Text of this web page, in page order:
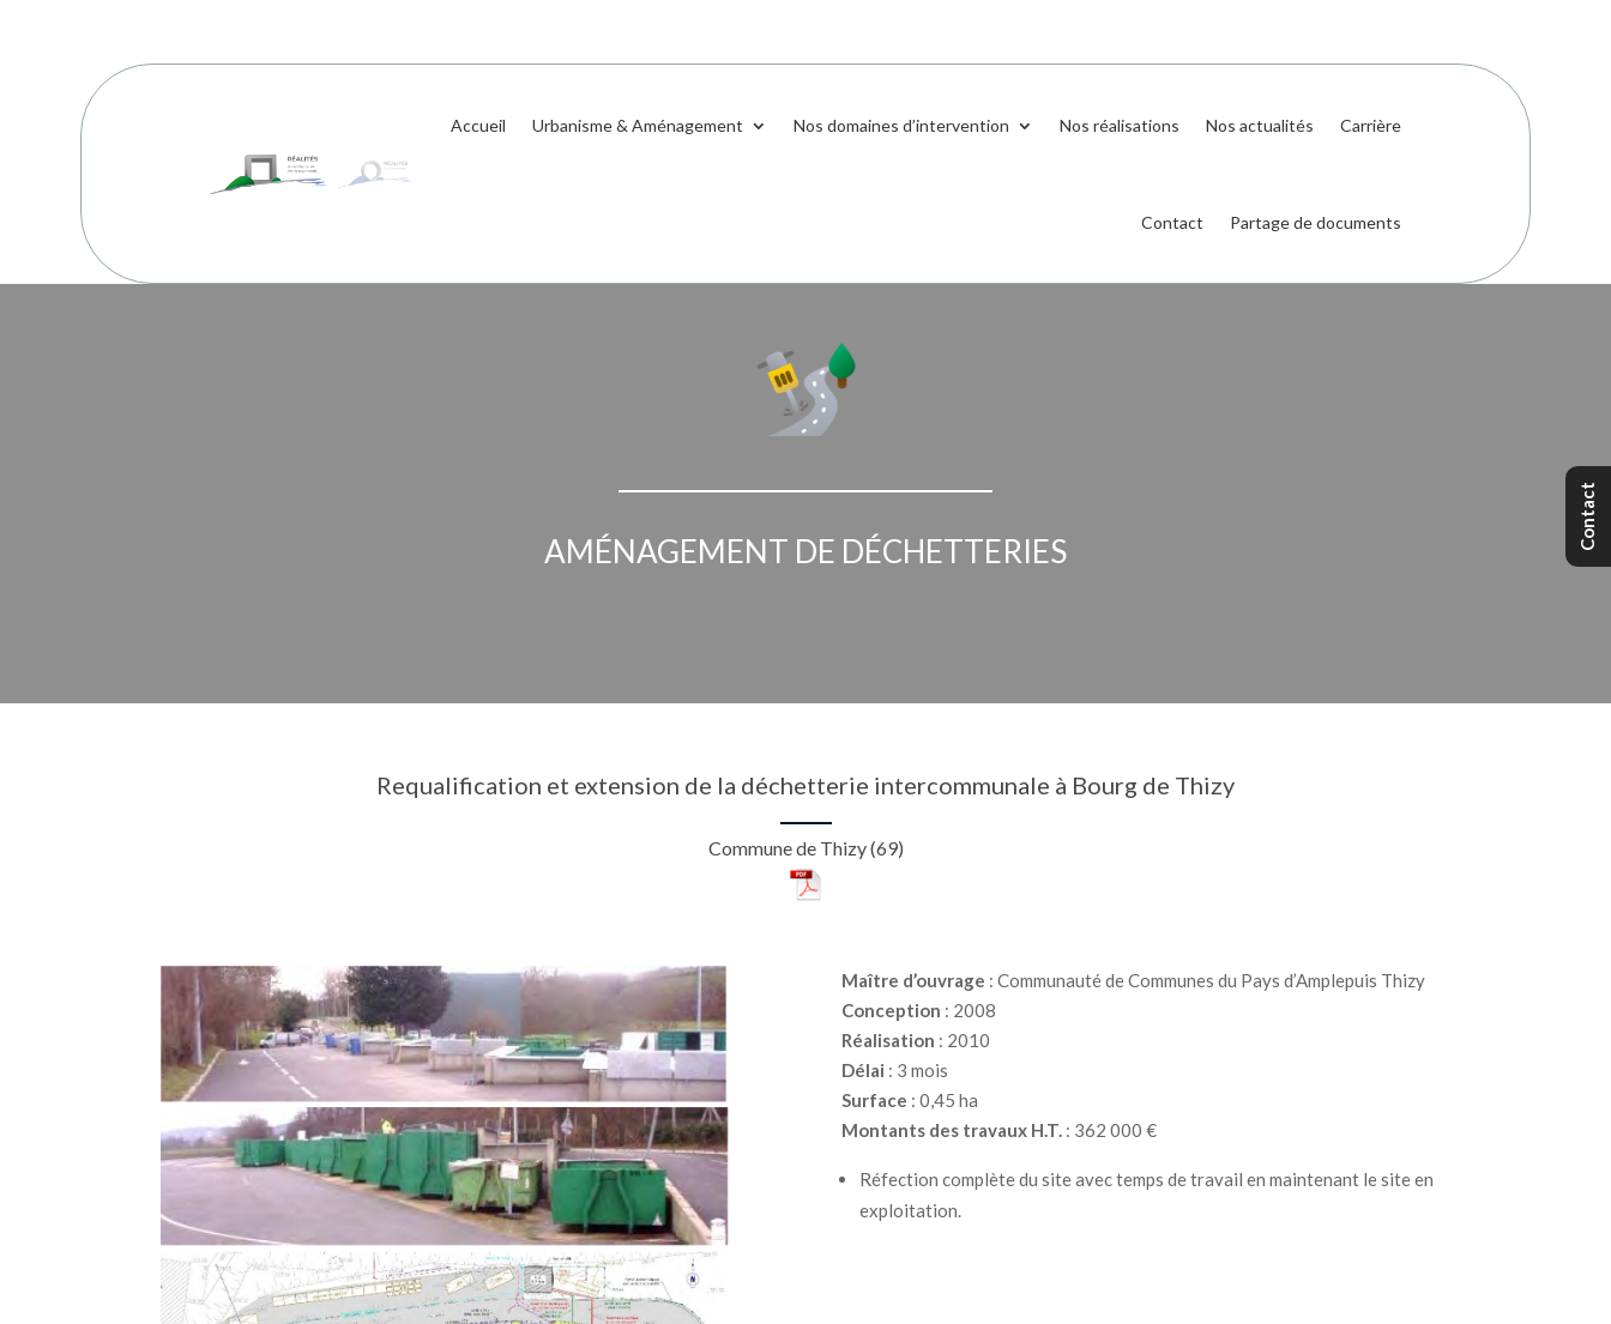
Accueil Urbanisme & Aménagement Nos domaines d’intervention Nos réalisations Nos actualités Carrière
Contact Partage de documents
AMÉNAGEMENT DE DÉCHETTERIES
Requalification et extension de la déchetterie intercommunale à Bourg de Thizy
Commune de Thizy (69)
Maître d’ouvrage : Communauté de Communes du Pays d’Amplepuis Thizy
Conception : 2008
Réalisation : 2010
Délai : 3 mois
Surface : 0,45 ha
Montants des travaux H.T.: 362 000 €
Réfection complète du site avec temps de travail en maintenant le site en
exploitation.
Contact